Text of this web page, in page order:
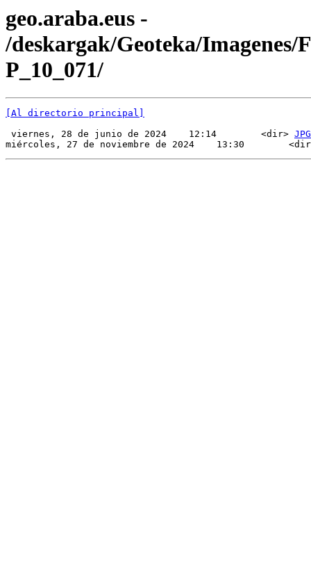
geo.araba.eus -
/deskargak/Geoteka/Imagenes/
P_10_071/
[Al directorio principal]
viernes, 28 de junio de 2024    12:14        <dir> JPG
miércoles, 27 de noviembre de 2024    13:30